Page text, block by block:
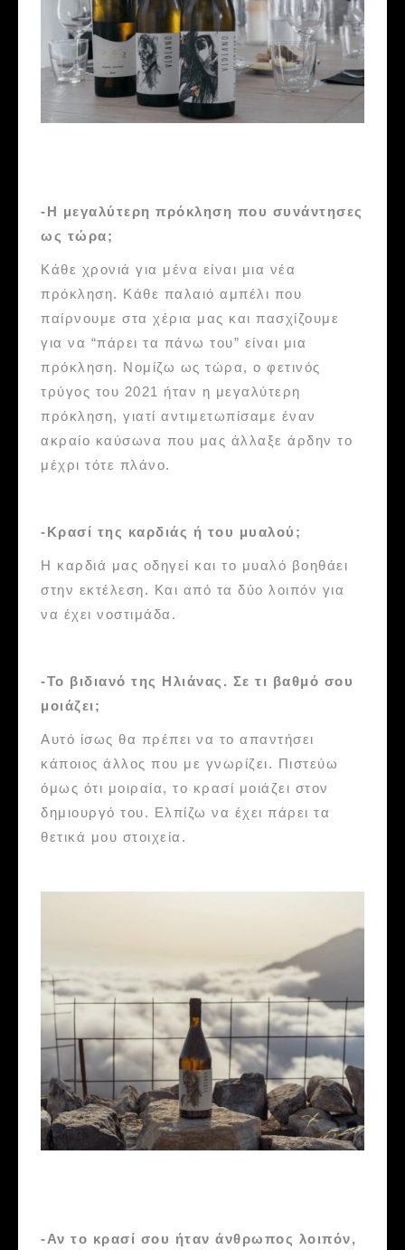
-Η μεγαλύτερη πρόκληση που συνάντησες
ως τώρα;
Κάθε χρονιά για μένα είναι μια νέα
πρόκληση. Κάθε παλαιό αμπέλι που
παίρνουμε στα χέρια μας και πασχίζουμε
για να “πάρει τα πάνω του” είναι μια
πρόκληση. Νομίζω ως τώρα, ο φετινός
τρύγος του 2021 ήταν η μεγαλύτερη
πρόκληση, γιατί αντιμετωπίσαμε έναν
ακραίο καύσωνα που μας άλλαξε άρδην το
μέχρι τότε πλάνο.
-Kρασί της καρδιάς ή του μυαλού;
Η καρδιά μας οδηγεί και το μυαλό βοηθάει
στην εκτέλεση. Και από τα δύο λοιπόν για
να έχει νοστιμάδα.
-Το βιδιανό της Ηλιάνας. Σε τι βαθμό σου
μοιάζει;
Αυτό ίσως θα πρέπει να το απαντήσει
κάποιος άλλος που με γνωρίζει. Πιστεύω
όμως ότι μοιραία, το κρασί μοιάζει στον
δημιουργό του. Ελπίζω να έχει πάρει τα
θετικά μου στοιχεία.
-Αν το κρασί σου ήταν άνθρωπος λοιπόν,